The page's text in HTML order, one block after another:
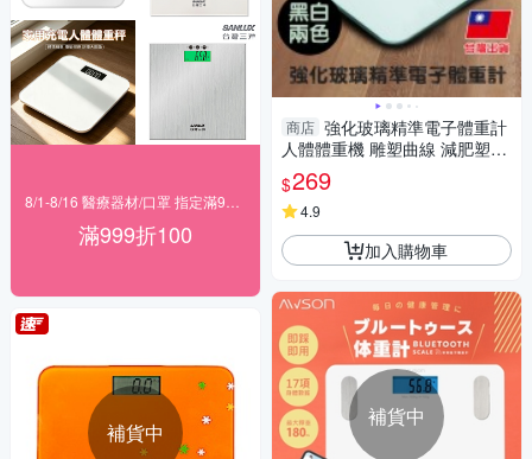
滿999折100
補貨中
商店 強化玻璃精準電子體重計
人體體重機 雕塑曲線 減肥塑身
瑜珈健身房 人體秤 液晶電子
秤-輕居家0793
$269
4.9
加入購物車
補貨中